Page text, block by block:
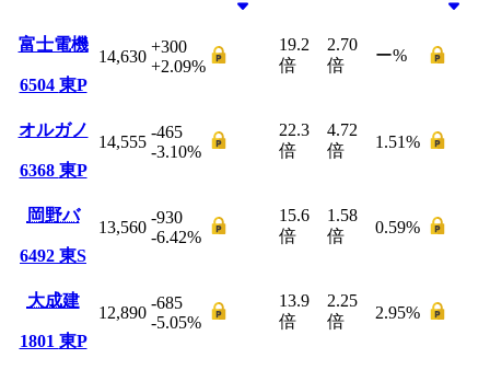
富士電機
6504 東P
14,630
+300
+2.09%
19.2
倍
2.70
倍
ー%
オルガノ
6368 東P
14,555
-465
-3.10%
22.3
倍
4.72
倍
1.51%
岡野バ
6492 東S
13,560
-930
-6.42%
15.6
倍
1.58
倍
0.59%
大成建
1801 東P
12,890
-685
-5.05%
13.9
倍
2.25
倍
2.95%